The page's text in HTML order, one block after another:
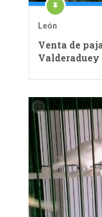
León
Venta de
Valderaduey